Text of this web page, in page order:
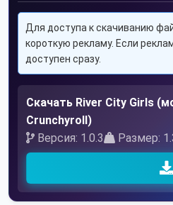
Для доступа к скачиванию
короткую рекламу. Если
доступен сразу.
Скачать River City Girls
Crunchyroll)
Версия: 1.0.3
Размер: